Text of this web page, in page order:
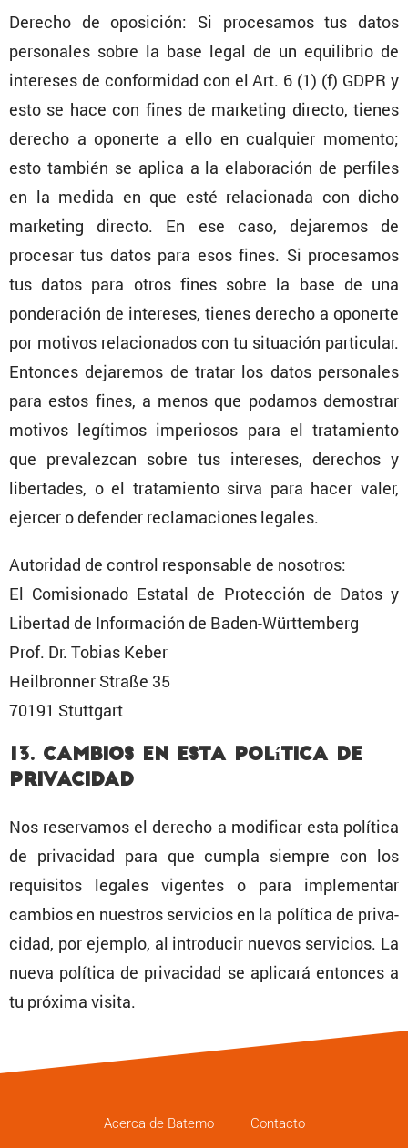
Derecho de oposi­ción: Si proce­samos tus datos
perso­nales sobre la base legal de un equili­brio de
intereses de confor­midad con el Art. 6 (1) (f) GDPR y
esto se hace con fines de marke­ting directo, tienes
derecho a oponerte a ello en cualquier momento;
esto también se aplica a la elabo­ra­ción de perfiles
en la medida en que esté relacio­nada con dicho
marke­ting directo. En ese caso, dejaremos de
procesar tus datos para esos fines. Si proce­samos
tus datos para otros fines sobre la base de una
ponde­ra­ción de intereses, tienes derecho a oponerte
por motivos relacio­nados con tu situa­ción parti­cular.
Entonces dejaremos de tratar los datos perso­nales
para estos fines, a menos que podamos demos­trar
motivos legítimos imperiosos para el trata­miento
que preva­lezcan sobre tus intereses, derechos y
liber­tades, o el trata­miento sirva para hacer valer,
ejercer o defender recla­ma­ciones legales.
Autoridad de control respon­sable de nosotros:
El Comisio­nado Estatal de Protec­ción de Datos y
Libertad de Infor­ma­ción de Baden-Württem­berg
Prof. Dr. Tobias Keber
Heilbronner Straße 35
70191 Stutt­gart
13. Cambios en esta Política de
Privacidad
Nos reser­vamos el derecho a modificar esta política
de priva­cidad para que cumpla siempre con los
requi­sitos legales vigentes o para imple­mentar
cambios en nuestros servi­cios en la política de priva­
cidad, por ejemplo, al intro­ducir nuevos servi­cios. La
nueva política de priva­cidad se aplicará entonces a
tu próxima visita.
Acerca de Batemo Contacto